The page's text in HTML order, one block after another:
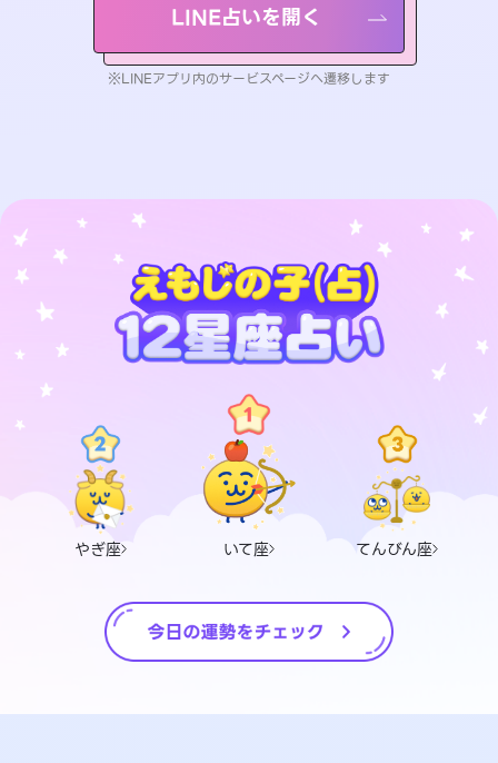
LINE占いを開く
※LINEアプリ内のサービスページへ遷移します
やぎ座 いて座 てんびん座